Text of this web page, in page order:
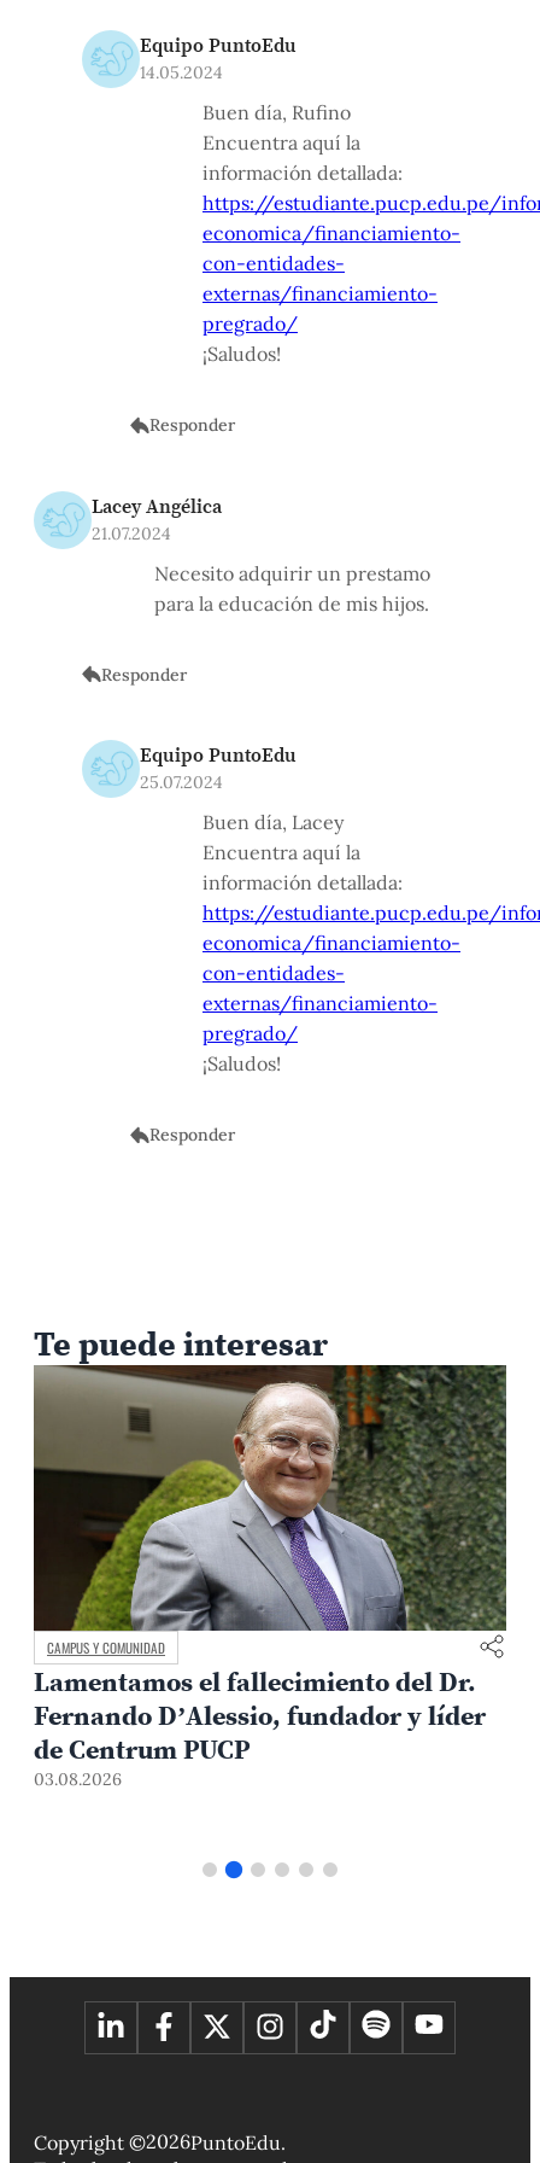
Equipo PuntoEdu
14.05.2024
Buen día, Rufino
Encuentra aquí la
información detallada:
https://estudiante.pucp.edu.pe/
economica/financiamiento-
con-entidades-
externas/financiamiento-
pregrado/
¡Saludos!
Responder
Lacey Angélica
21.07.2024
Necesito adquirir un prestamo
para la educación de mis hijos.
Responder
Equipo PuntoEdu
25.07.2024
Buen día, Lacey
Encuentra aquí la
información detallada:
https://estudiante.pucp.edu.pe/
economica/financiamiento-
con-entidades-
externas/financiamiento-
pregrado/
¡Saludos!
Responder
Te puede interesar
CAMPUS Y COMUNIDAD
Lamentamos el fallecimiento del Dr.
Fernando D’Alessio, fundador y líder
de Centrum PUCP
03.08.2026
Copyright ©2026PuntoEdu.